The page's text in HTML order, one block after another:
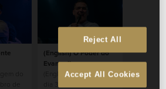
do
(English) O Poder do
Evangelho
(English) Mensagem do
Reject All
Accept All Cookies